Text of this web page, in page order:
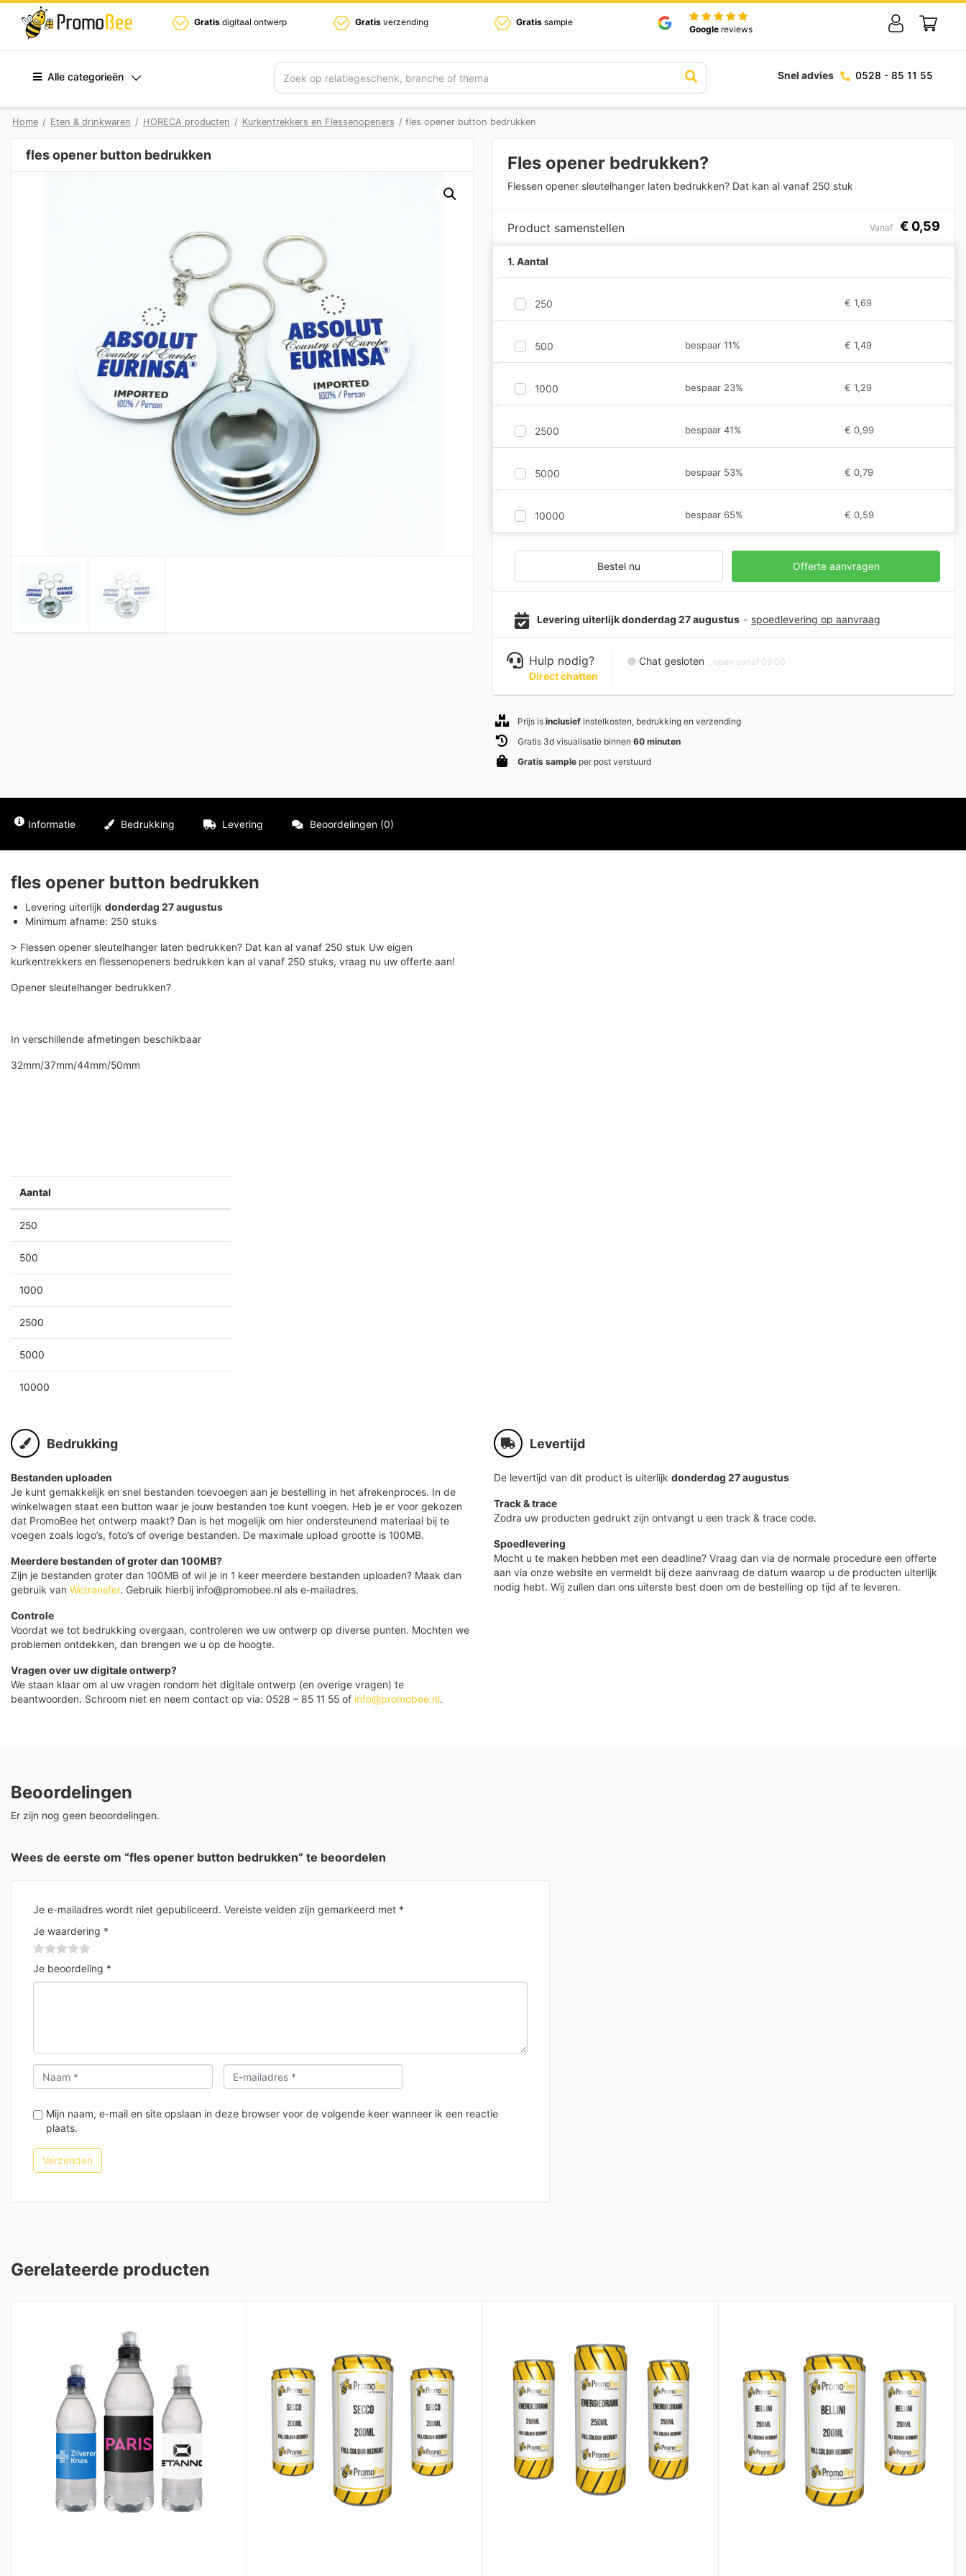
Gratis digitaal ontwerp Gratis verzending Gratis sample
Google reviews
Alle categorieën Zoek Snel advies 0528 - 85 11 55
Home / Eten & drinkwaren / HORECA producten / Kurkentrekkers en Flessenopeners / fles opener button bedrukken
fles opener button bedrukken Fles opener bedrukken?
Flessen opener sleutelhanger laten bedrukken? Dat kan al vanaf 250 stuk
Product samenstellen Vanaf € 0,59
1. Aantal
250 € 1,69
500 bespaar 11% € 1,49
1000 bespaar 23% € 1,29
2500 bespaar 41% € 0,99
5000 bespaar 53% € 0,79
10000 bespaar 65% € 0,59
Bestel nu Offerte aanvragen
Levering uiterlijk donderdag 27 augustus - spoedlevering op aanvraag
Hulp nodig?
Direct chatten
Chat gesloten , open vanaf 09:00
Prijs isinclusief instelkosten, bedrukking en verzending
Gratis 3d visualisatie binnen60 minuten
Gratis sample per post verstuurd
Informatie Bedrukking Levering Beoordelingen (0)
fles opener button bedrukken
Levering uiterlijk donderdag 27 augustus
Minimum afname: 250 stuks
> Flessen opener sleutelhanger laten bedrukken? Dat kan al vanaf 250 stuk Uw eigen
kurkentrekkers en flessenopeners bedrukken kan al vanaf 250 stuks, vraag nu uw offerte aan!
Opener sleutelhanger bedrukken?
In verschillende afmetingen beschikbaar
32mm/37mm/44mm/50mm
Aantal
250
500
1000
2500
5000
10000
Bedrukking
Bestanden uploaden
Je kunt gemakkelijk en snel bestanden toevoegen aan je bestelling in het afrekenproces. In de
winkelwagen staat een button waar je jouw bestanden toe kunt voegen. Heb je er voor gekozen
dat PromoBee het ontwerp maakt? Dan is het mogelijk om hier ondersteunend materiaal bij te
voegen zoals logo’s, foto’s of overige bestanden. De maximale upload grootte is 100MB.
Meerdere bestanden of groter dan 100MB?
Zijn je bestanden groter dan 100MB of wil je in 1 keer meerdere bestanden uploaden? Maak dan
gebruik van Wetransfer. Gebruik hierbij info@promobee.nl als e-mailadres.
Controle
Voordat we tot bedrukking overgaan, controleren we uw ontwerp op diverse punten. Mochten we
problemen ontdekken, dan brengen we u op de hoogte.
Vragen over uw digitale ontwerp?
We staan klaar om al uw vragen rondom het digitale ontwerp (en overige vragen) te
beantwoorden. Schroom niet en neem contact op via: 0528 – 85 11 55 of info@promobee.nl.
Levertijd
De levertijd van dit product is uiterlijk donderdag 27 augustus
Track & trace
Zodra uw producten gedrukt zijn ontvangt u een track & trace code.
Spoedlevering
Mocht u te maken hebben met een deadline? Vraag dan via de normale procedure een offerte
aan via onze website en vermeldt bij deze aanvraag de datum waarop u de producten uiterlijk
nodig hebt. Wij zullen dan ons uiterste best doen om de bestelling op tijd af te leveren.
Beoordelingen
Er zijn nog geen beoordelingen.
Wees de eerste om “fles opener button bedrukken” te beoordelen
Je e-mailadres wordt niet gepubliceerd. Vereiste velden zijn gemarkeerd met *
Je waardering *
Je beoordeling *
Mijn naam, e-mail en site opslaan in deze browser voor de volgende keer wanneer ik een reactie
plaats.
Gerelateerde producten